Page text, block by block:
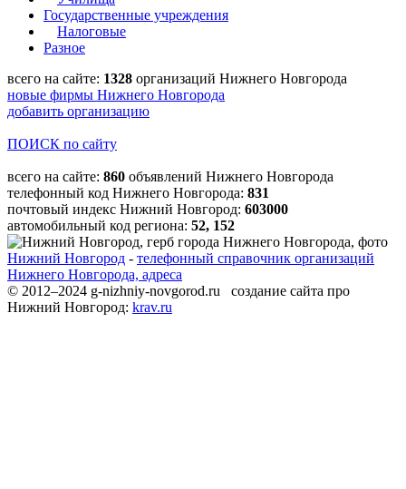
Государственные учреждения
Налоговые
Разное
всего на сайте: 1328 организаций Нижнего Новгорода
новые фирмы Нижнего Новгорода
добавить организацию
ПОИСК по сайту
всего на сайте: 860 объявлений Нижнего Новгорода
телефонный код Нижнего Новгорода: 831
почтовый индекс Нижний Новгород: 603000
автомобильный код региона: 52, 152
Нижний Новгород - телефонный справочник организаций
Нижнего Новгорода, адреса
© 2012–2024 g-nizhniy-novgorod.ru создание сайта про
Нижний Новгород: krav.ru